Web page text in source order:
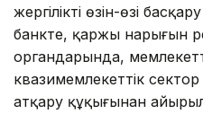
жергілікті өзін-өзі
банкте, қаржы нарығын
органдарында,
квазимемлекеттік
атқару құқығынан